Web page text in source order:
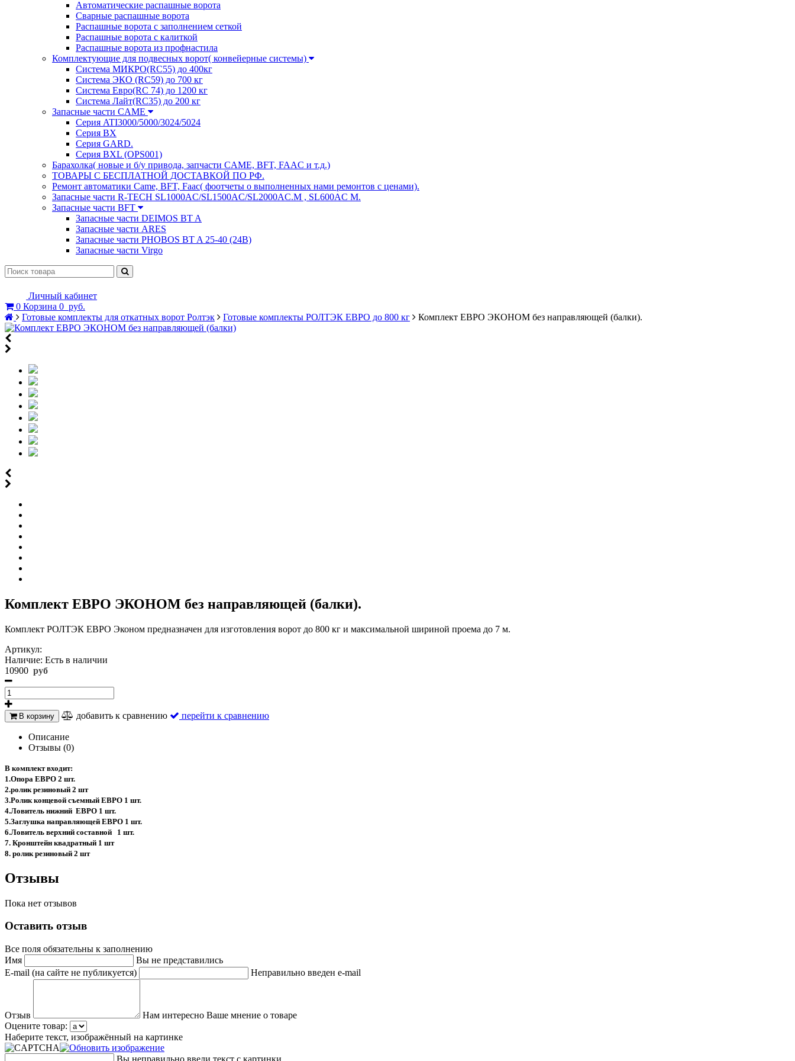
Автоматические распашные ворота
Сварные распашные ворота
Распашные ворота с заполнением сеткой
Распашные ворота с калиткой
Распашные ворота из профнастила
Комплектующие для подвесных ворот( конвейерные системы)
Система МИКРО(RC55) до 400кг
Система ЭКО (RC59) до 700 кг
Система Евро(RC 74) до 1200 кг
Система Лайт(RC35) до 200 кг
Запасные части CAME
Серия ATI3000/5000/3024/5024
Серия BX
Серия GARD.
Серия BXL (OPS001)
Барахолка( новые и б/у привода, запчасти CAME, BFT, FAAC и т.д.)
ТОВАРЫ С БЕСПЛАТНОЙ ДОСТАВКОЙ ПО РФ.
Ремонт автоматики Came, BFT, Faac( фоотчеты о выполненных нами ремонтов с ценами).
Запасные части R-TECH SL1000AC/SL1500AC/SL2000AC.M , SL600AC M.
Запасные части BFT
Запасные части DEIMOS BT A
Запасные части ARES
Запасные части PHOBOS BT A 25-40 (24B)
Запасные части Virgo
Личный кабинет
0 Корзина 0 руб.
Готовые комплекты для откатных ворот Ролтэк
Готовые комплекты РОЛТЭК ЕВРО до 800 кг Комплект ЕВРО ЭКОНОМ без направляющей (балки).
Комплект ЕВРО ЭКОНОМ без направляющей (балки).
Комплект РОЛТЭК ЕВРО Эконом предназначен для изготовления ворот до 800 кг и максимальной шириной проема до 7 м.
Артикул:
Наличие: Есть в наличии
10900 руб
В корзину добавить к сравнению перейти к сравнению
Описание
Отзывы (0)
В комплект входит:
1.Опора ЕВРО 2 шт.
2.ролик резиновый 2 шт
3.Ролик концевой съемный ЕВРО 1 шт.
4.Ловитель нижний ЕВРО 1 шт.
5.Заглушка направляющей ЕВРО 1 шт.
6.Ловитель верхний составной 1 шт.
7. Кронштейн квадратный 1 шт
8. ролик резиновый 2 шт
Отзывы
Пока нет отзывов
Оставить отзыв
Все поля обязательны к заполнению
Имя
Вы не представились
E-mail (на сайте не публикуется)
Неправильно введен e-mail
Отзыв
Нам интересно Ваше мнение о товаре
Оцените товар:
Наберите текст, изображённый на картинке
Вы неправильно ввели текст с картинки